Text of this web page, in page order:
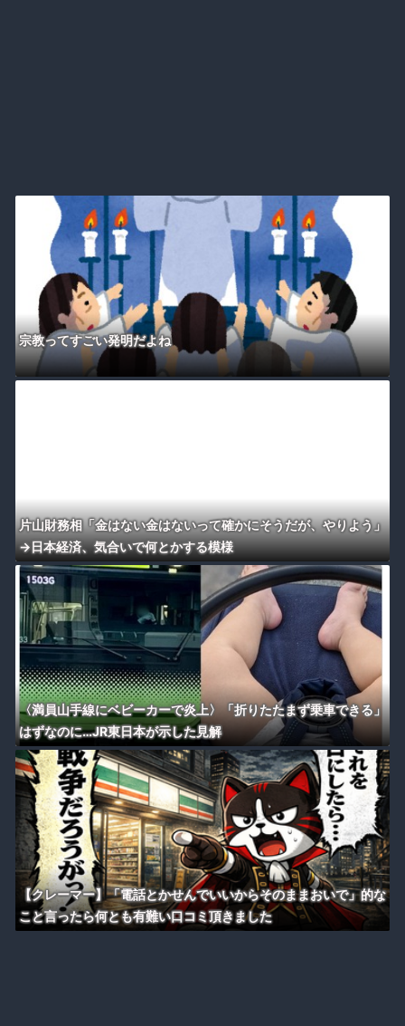
宗教ってすごい発明だよね
片山財務相「金はない金はないって確かにそうだが、やりよう」
→日本経済、気合いで何とかする模様
〈満員山手線にベビーカーで炎上〉「折りたたまず乗車できる」
はずなのに…JR東日本が示した見解
【クレーマー】「電話とかせんでいいからそのままおいで」的な
こと言ったら何とも有難い口コミ頂きました